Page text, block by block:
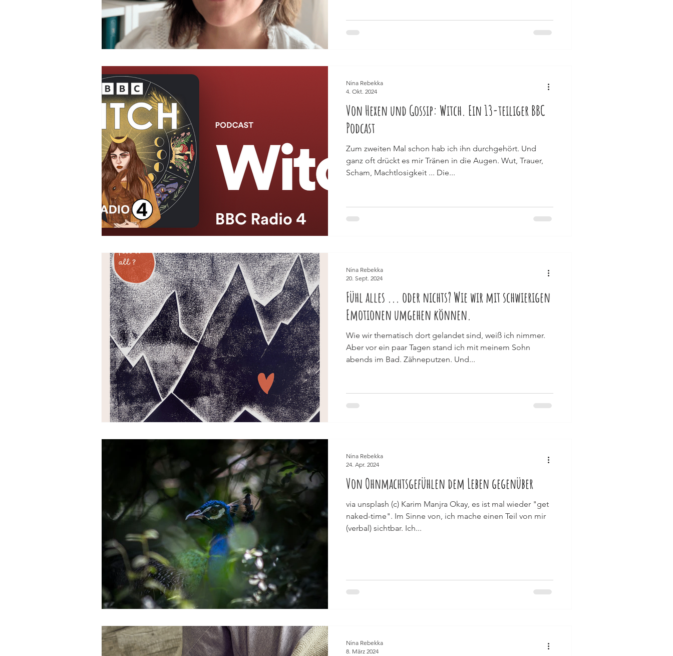
Von Hexen und Gossip: Witch. Ein 13-teiliger BBC
Podcast
Zum zweiten Mal schon hab ich ihn durchgehört. Und
ganz oft drückt es mir Tränen in die Augen. Wut, Trauer,
Scham, Machtlosigkeit ... Die...
Nina Rebekka
4. Okt. 2024
Fühl alles ... oder nichts? Wie wir mit schwierigen
Emotionen umgehen können.
Wie wir thematisch dort gelandet sind, weiß ich nimmer.
Aber vor ein paar Tagen stand ich mit meinem Sohn
abends im Bad. Zähneputzen. Und...
Nina Rebekka
20. Sept. 2024
Von Ohnmachtsgefühlen dem Leben gegenüber
via unsplash (c) Karim Manjra Okay, es ist mal wieder "get
naked-time". Im Sinne von, ich mache einen Teil von mir
(verbal) sichtbar. Ich...
Nina Rebekka
24. Apr. 2024
Nina Rebekka
8. März 2024